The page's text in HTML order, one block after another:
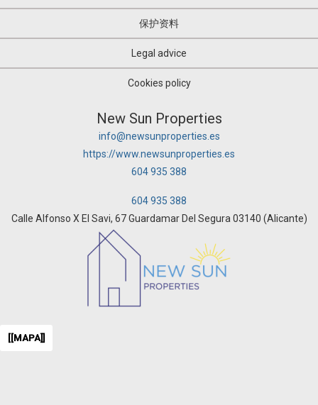
保护资料
Legal advice
Cookies policy
New Sun Properties
info@newsunproperties.es
https://www.newsunproperties.es
604 935 388
604 935 388
Calle Alfonso X El Savi, 67 Guardamar Del Segura 03140 (Alicante)
[[MAPA]]